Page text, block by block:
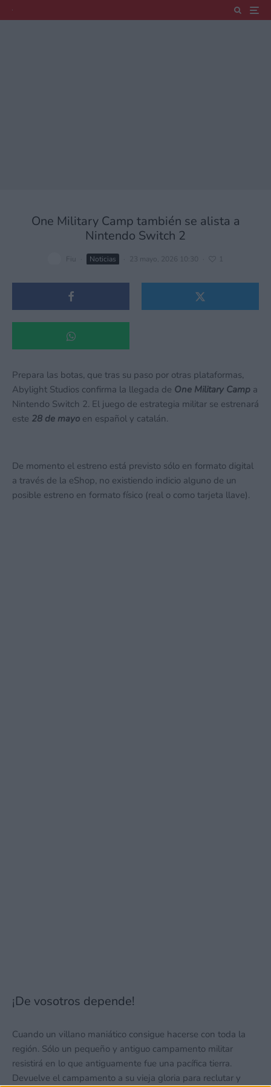
One Military Camp también se alista a
Nintendo Switch 2
Fiu Noticias 23 mayo, 2026 10:30 1
Prepara las botas, que tras su paso por otras plataformas,
Abylight Studios confirma la llegada de One Military Camp a
Nintendo Switch 2. El juego de estrategia militar se estrenará
este 28 de mayo en español y catalán.
De momento el estreno está previsto sólo en formato digital
a través de la eShop, no existiendo indicio alguno de un
posible estreno en formato físico (real o como tarjeta llave).
¡De vosotros depende!
Cuando un villano maniático consigue hacerse con toda la
región. Sólo un pequeño y antiguo campamento militar
resistirá en lo que antiguamente fue una pacífica tierra.
Devuelve el campamento a su vieja gloria para reclutar y